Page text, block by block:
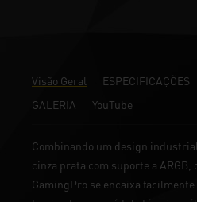
Visão Geral ESPECIFICAÇÕES
GALERIA
YouTube
Combinando um design
cinza prata com suporte a ARGB,
GamingPro se encaixa